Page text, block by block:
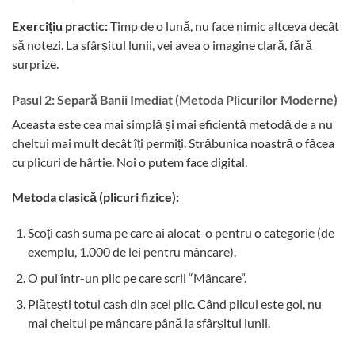
Exercițiu practic:Timp de o lună, nu face nimic altceva decât
să notezi. La sfârșitul lunii, vei avea o imagine clară, fără
surprize.
Pasul 2: Separă Banii Imediat (Metoda Plicurilor Moderne)
Aceasta este cea mai simplă și mai eficientă metodă de a nu
cheltui mai mult decât îți permiți. Străbunica noastră o făcea
cu plicuri de hârtie. Noi o putem face digital.
Metoda clasică (plicuri fizice):
Scoți cash suma pe care ai alocat-o pentru o categorie (de
exemplu, 1.000 de lei pentru mâncare).
O pui într-un plic pe care scrii “Mâncare”.
Plătești totul cash din acel plic. Când plicul este gol, nu
mai cheltui pe mâncare până la sfârșitul lunii.